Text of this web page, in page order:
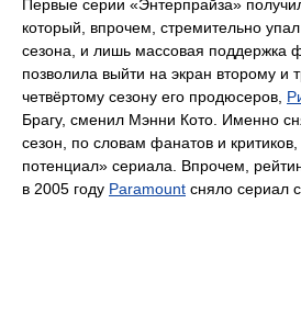
Первые серии «Энтерпрайза»
который, впрочем, стремительно
сезона, и лишь массовая поддержка
позволила выйти на экран второму и
четвёртому сезону его продюсеров,
Брагу, сменил Мэнни Кото. Именно
сезон, по словам фанатов и
потенциал» сериала. Впрочем,
в 2005 году Paramount сняло сериал